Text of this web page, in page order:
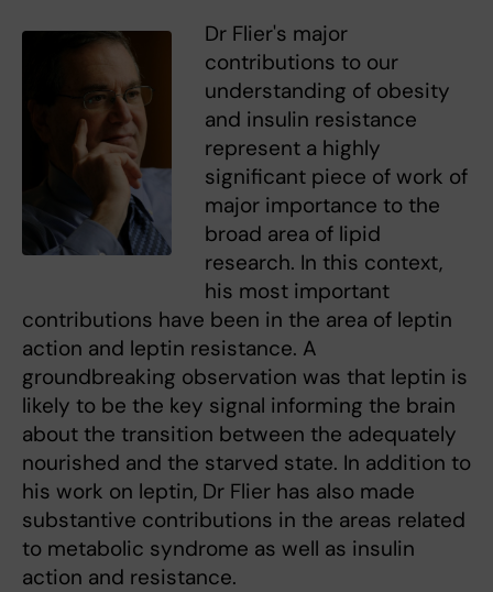
Dr Flier's major
contributions to our
understanding of obesity
and insulin resistance
represent a highly
significant piece of work of
major importance to the
broad area of lipid
research. In this context,
his most important
contributions have been in the area of leptin
action and leptin resistance. A
groundbreaking observation was that leptin is
likely to be the key signal informing the brain
about the transition between the adequately
nourished and the starved state. In addition to
his work on leptin, Dr Flier has also made
substantive contributions in the areas related
to metabolic syndrome as well as insulin
action and resistance.